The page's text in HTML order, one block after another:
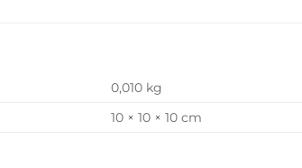
0,010 kg
10 × 10 × 10 cm